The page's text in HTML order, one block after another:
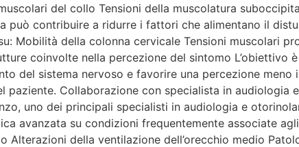
del collo Tensioni della muscolatura
può contribuire a ridurre i fattori che alimentano il
Mobilità della colonna cervicale Tensioni muscolari
coinvolte nella percezione del sintomo L’obiettivo
del sistema nervoso e favorire una percezione
paziente. Collaborazione con specialista in audiologia
uno dei principali specialisti in audiologia e
avanzata su condizioni frequentemente associate
Alterazioni della ventilazione dell’orecchio medio